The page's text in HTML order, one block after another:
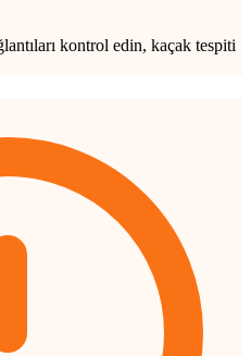
kontrol edin, kaçak tespiti